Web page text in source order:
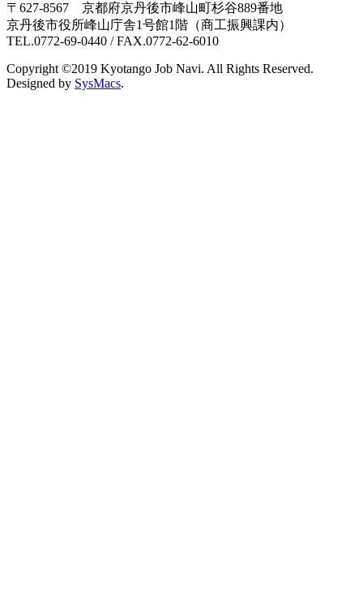
〒627-8567 京都府京丹後市峰山町杉谷889番地
京丹後市役所峰山庁舎1号館1階（商工振興課内）
TEL.0772-69-0440 / FAX.0772-62-6010
Copyright ©2019 Kyotango Job Navi. All Rights Reserved.
Designed by SysMacs.